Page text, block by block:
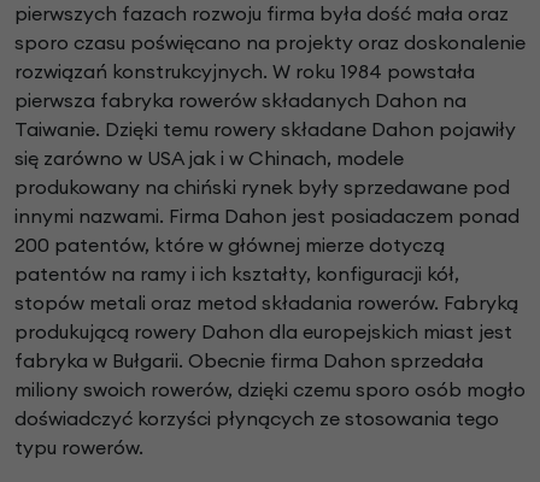
pierwszych fazach rozwoju firma była dość mała oraz
sporo czasu poświęcano na projekty oraz doskonalenie
rozwiązań konstrukcyjnych. W roku 1984 powstała
pierwsza fabryka rowerów składanych Dahon na
Taiwanie. Dzięki temu rowery składane Dahon pojawiły
się zarówno w USA jak i w Chinach, modele
produkowany na chiński rynek były sprzedawane pod
innymi nazwami. Firma Dahon jest posiadaczem ponad
200 patentów, które w głównej mierze dotyczą
patentów na ramy i ich kształty, konfiguracji kół,
stopów metali oraz metod składania rowerów. Fabryką
produkującą rowery Dahon dla europejskich miast jest
fabryka w Bułgarii. Obecnie firma Dahon sprzedała
miliony swoich rowerów, dzięki czemu sporo osób mogło
doświadczyć korzyści płynących ze stosowania tego
typu rowerów.